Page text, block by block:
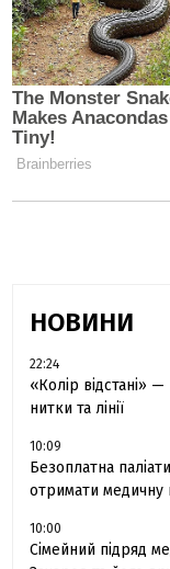
НОВИНИ
22:24
«Колір відстані»
нитки та лінії
10:09
Безоплатна
отримати медичну
10:00
Сімейний підряд